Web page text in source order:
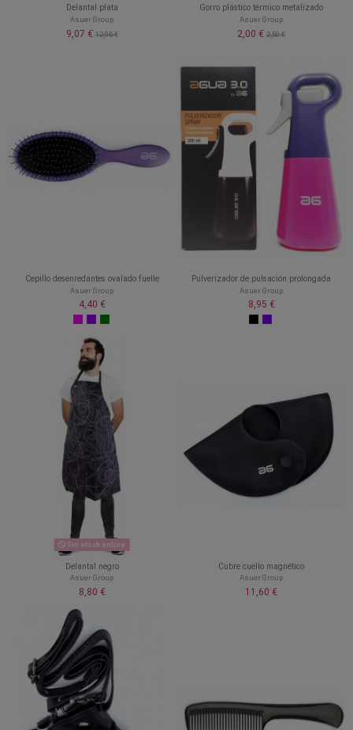
Delantal plata
Asuer Group
9,07 €12,95 €
Gorro plástico térmico metalizado
Asuer Group
2,00 € 2,50 €
Cepillo desenredantes ovalado fuelle
Asuer Group
4,40 €
Pulverizador de pulsación prolongada
Asuer Group
8,95 €
Sin stock online
Delantal negro
Asuer Group
8,80 €
Cubre cuello magnético
Asuer Group
11,60 €